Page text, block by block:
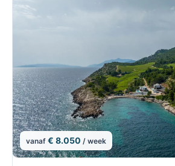
vanaf € 8.050 / week